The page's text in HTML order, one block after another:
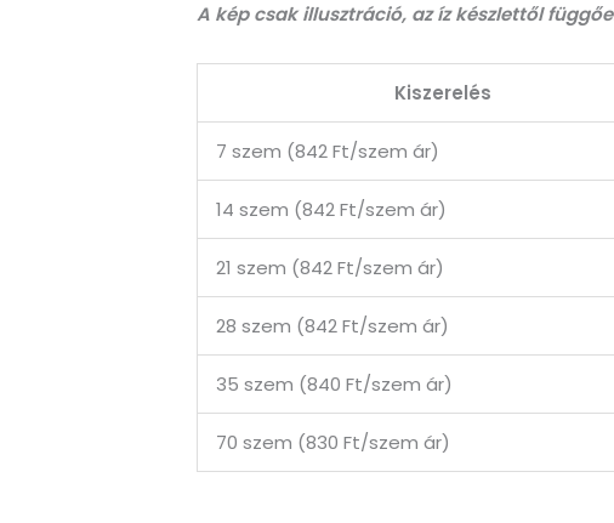
A kép csak illusztráció, az íz készlettől
Kiszerelés
7 szem (842 Ft/szem ár)
14 szem (842 Ft/szem ár)
21 szem (842 Ft/szem ár)
28 szem (842 Ft/szem ár)
35 szem (840 Ft/szem ár)
70 szem (830 Ft/szem ár)